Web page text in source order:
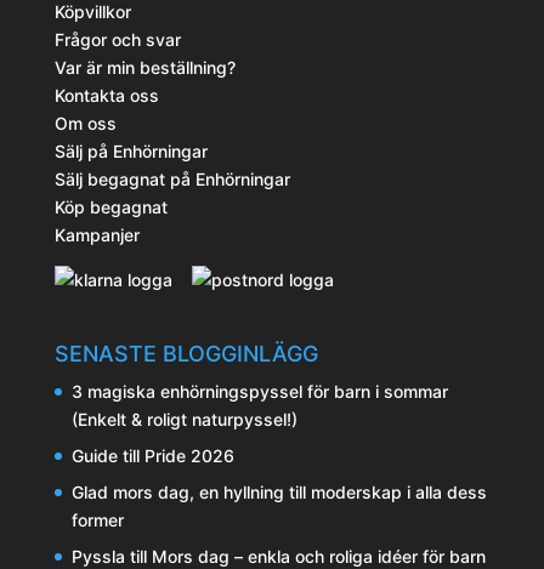
Köpvillkor
Frågor och svar
Var är min beställning?
Kontakta oss
Om oss
Sälj på Enhörningar
Sälj begagnat på Enhörningar
Köp begagnat
Kampanjer
SENASTE BLOGGINLÄGG
3 magiska enhörningspyssel för barn i sommar
(Enkelt & roligt naturpyssel!)
Guide till Pride 2026
Glad mors dag, en hyllning till moderskap i alla dess
former
Pyssla till Mors dag – enkla och roliga idéer för barn